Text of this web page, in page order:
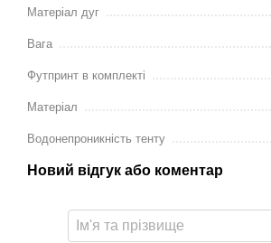
Матеріал дуг
Вага
Футпринт в комплекті
Матеріал
Водонепроникність тенту
Новий відгук або коментар